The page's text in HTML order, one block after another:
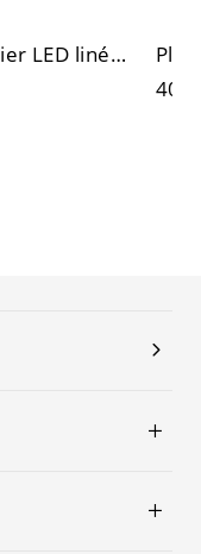
Plafonnier LED linéaire minimaliste, luminaire de plafond commercial en aluminium noir mat